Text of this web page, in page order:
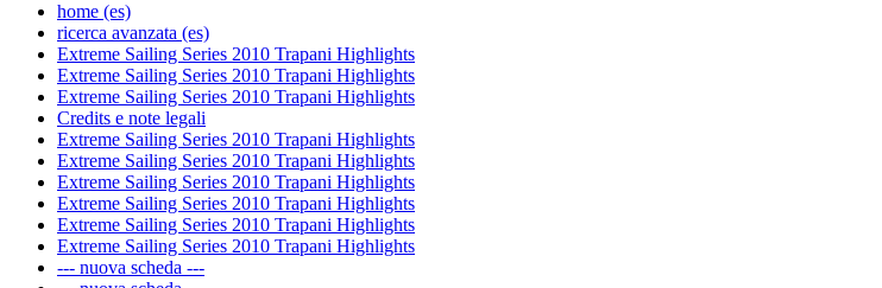
home (es)
ricerca avanzata (es)
Extreme Sailing Series 2010 Trapani Highlights
Extreme Sailing Series 2010 Trapani Highlights
Extreme Sailing Series 2010 Trapani Highlights
Credits e note legali
Extreme Sailing Series 2010 Trapani Highlights
Extreme Sailing Series 2010 Trapani Highlights
Extreme Sailing Series 2010 Trapani Highlights
Extreme Sailing Series 2010 Trapani Highlights
Extreme Sailing Series 2010 Trapani Highlights
Extreme Sailing Series 2010 Trapani Highlights
--- nuova scheda ---